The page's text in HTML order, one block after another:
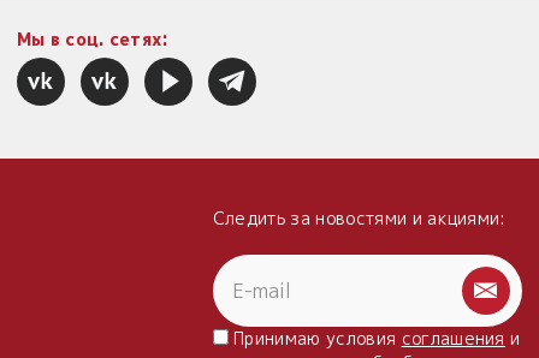
Мы в соц. сетях:
Следить за новостями и акциями:
Принимаю условия соглашения и